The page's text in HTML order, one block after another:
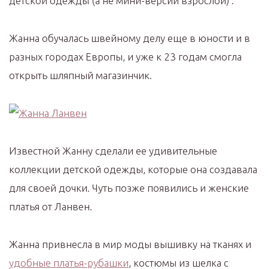
Жанна обучалась швейному делу еще в юности и в
разных городах Европы, и уже к 23 годам смогла
открыть шляпный магазинчик.
Известной Жанну сделали ее удивительные
коллекции детской одежды, которые она создавала
для своей дочки. Чуть позже появились и женские
платья от Ланвен.
Жанна привнесла в мир моды вышивку на тканях и
удобные платья-рубашки , костюмы из шелка с